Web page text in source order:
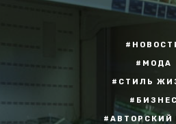
#МОДА
#СТИЛЬ
#БИЗНЕС
#АВТОРСКИЙ